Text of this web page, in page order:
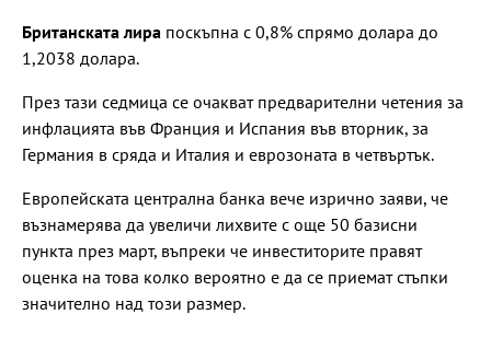
Британската лира поскъпна с 0,8% спрямо долара до
1,2038 долара.
През тази седмица се очакват предварителни четения за
инфлацията във Франция и Испания във вторник, за
Германия в сряда и Италия и еврозоната в четвъртък.
Европейската централна банка вече изрично заяви, че
възнамерява да увеличи лихвите с още 50 базисни
пункта през март, въпреки че инвеститорите правят
оценка на това колко вероятно е да се приемат стъпки
значително над този размер.